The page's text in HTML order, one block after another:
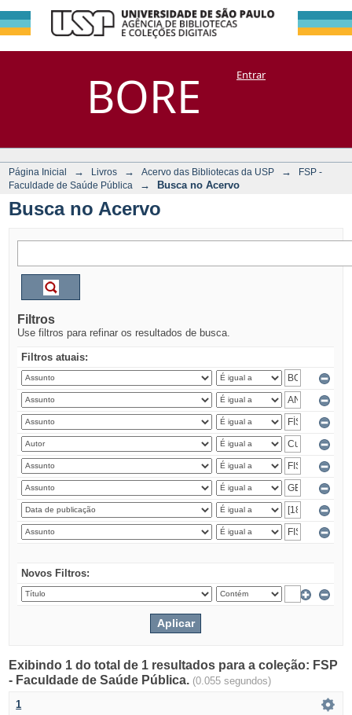
BORE
Busca no Acervo
DSpace/Manakin + CoriscoEntrar
Página Inicial → Livros → Acervo das Bibliotecas da USP →
FSP -
Faculdade de Saúde Pública
→ Busca no Acervo
Busca no Acervo
Filtros
Use filtros para refinar os resultados de busca.
Filtros atuais:
Novos Filtros:
Exibindo 1 do total de 1 resultados para a coleção: FSP
- Faculdade de Saúde Pública. (0.055 segundos)
1